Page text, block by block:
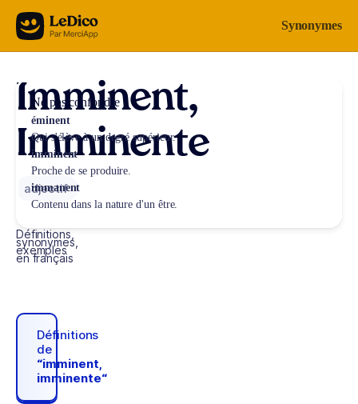
Aller au contenu Synonymes
Imminent,
Imminente
adjectif
Définitions,
synonymes,
exemples
en français
Définitions
de
“imminent,
imminente“
Ne pas confondre
éminent
Qui s'élève à un degré supérieur.
imminent
Proche de se produire.
immanent
Contenu dans la nature d'un être.